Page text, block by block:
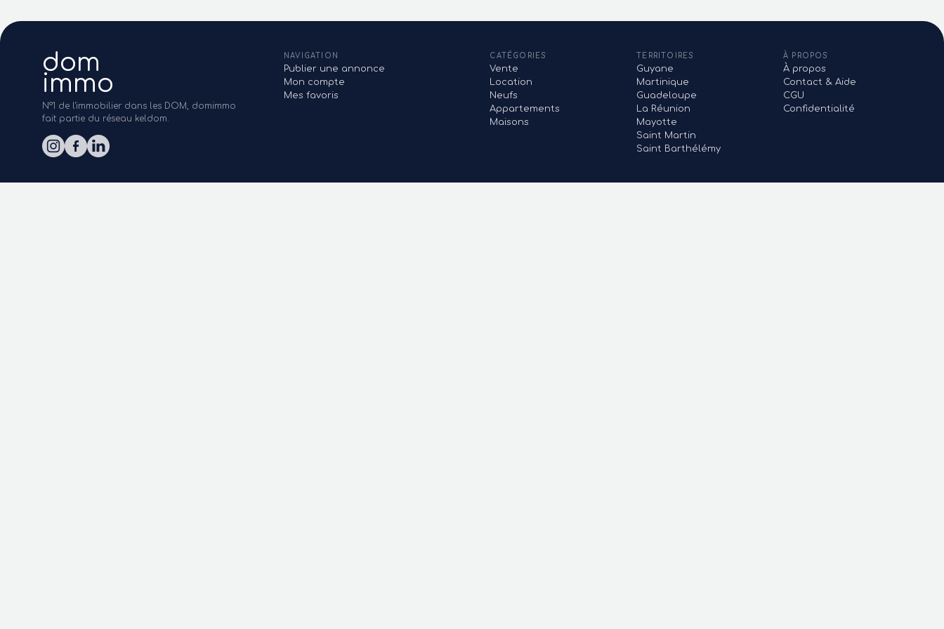
dom
immo
N°1 de l'immobilier dans les DOM, domimmo
fait partie du réseau keldom.
NAVIGATION
Publier une annonce
Mon compte
Mes favoris
CATÉGORIES
Vente
Location
Neufs
Appartements
Maisons
TERRITOIRES
Guyane
Martinique
Guadeloupe
La Réunion
Mayotte
Saint Martin
Saint Barthélémy
À PROPOS
À propos
Contact & Aide
CGU
Confidentialité